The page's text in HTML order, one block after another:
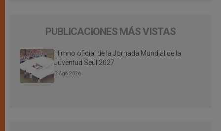
PUBLICACIONES MÁS VISTAS
Himno oficial de la Jornada Mundial de la
Juventud Seúl 2027
3 Ago 2026